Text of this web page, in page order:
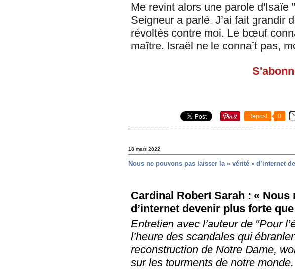
Me revint alors une parole d'Isaïe
Seigneur a parlé. J’ai fait grandir
révoltés contre moi. Le bœuf
maître. Israël ne le connaît pas,
Repost 0
18 mars 2022
Nous ne pouvons pas laisser la « vérité » d’internet
Cardinal Robert Sarah : «
d’internet devenir plus forte
Entretien avec l’auteur de "Pour
l’heure des scandales qui
reconstruction de Notre Dame,
sur les tourments de notre monde.